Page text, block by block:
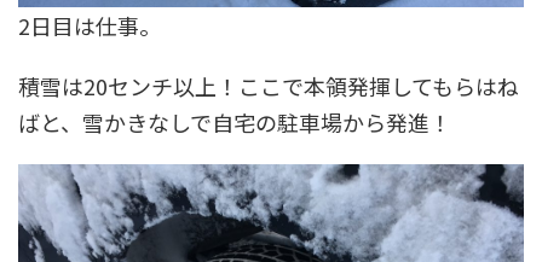
2日目は仕事。
積雪は20センチ以上！ここで本領発揮してもらはね
ばと、雪かきなしで自宅の駐車場から発進！